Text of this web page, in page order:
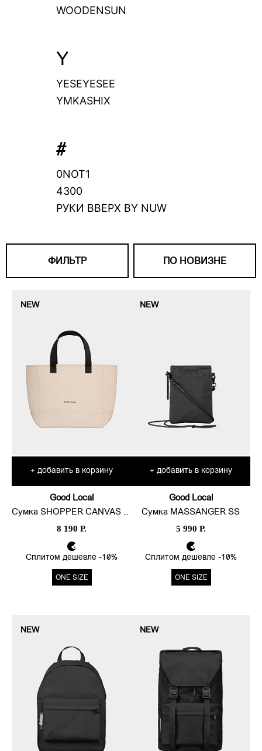
WOODENSUN
Y
YESEYESEE
YMKASHIX
#
0NOT1
4300
РУКИ ВВЕРХ BY NUW
ФИЛЬТР ПО НОВИЗНЕ
NEW
+ добавить в корзину
Good Local
Сумка SHOPPER CANVAS LINE LITE
8 190 Р.
Сплитом дешевле -10%
ONE SIZE
NEW
+ добавить в корзину
Good Local
Сумка MASSANGER SS
5 990 Р.
Сплитом дешевле -10%
ONE SIZE
NEW NEW